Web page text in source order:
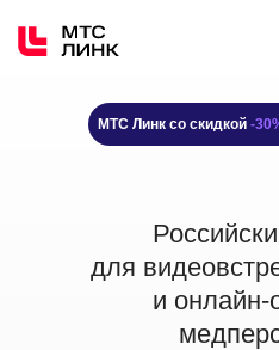
МТС Линк со скидкой -
для
и онлайн-